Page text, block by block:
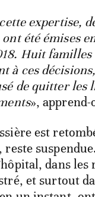
expertise,
été émises
Huit
à ces
de quitter les
»,
est
dans les
et surtout